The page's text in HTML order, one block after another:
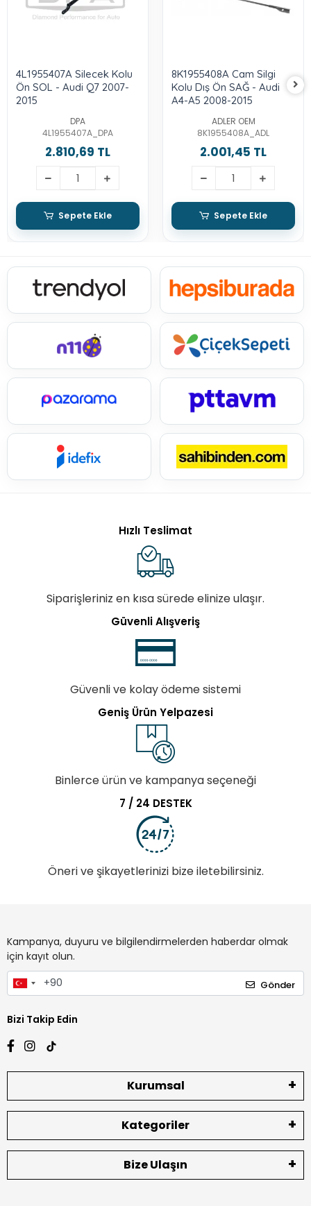
4L1955407A Silecek Kolu
Ön SOL - Audi Q7 2007-
2015
DPA
4L1955407A_DPA
2.810,69 TL
Sepete Ekle
8K1955408A Cam Silgi
Kolu Dış Ön SAĞ - Audi
A4-A5 2008-2015
ADLER OEM
8K1955408A_ADL
2.001,45 TL
Sepete Ekle
Hızlı Teslimat
Siparişleriniz en kısa sürede elinize ulaşır.
Güvenli Alışveriş
Güvenli ve kolay ödeme sistemi
Geniş Ürün Yelpazesi
Binlerce ürün ve kampanya seçeneği
7 / 24 DESTEK
Öneri ve şikayetlerinizi bize iletebilirsiniz.
Kampanya, duyuru ve bilgilendirmelerden haberdar olmak
için kayıt olun.
Gönder
Bizi Takip Edin
Kurumsal
Kategoriler
Bize Ulaşın